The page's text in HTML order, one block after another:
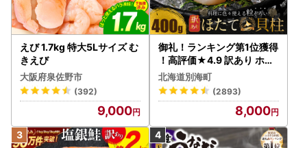
えび 1.7kg 特大5Lサイズ む
きえび
大阪府泉佐野市
(392)
9,000
御礼！ランキング第1位獲得
！高評価★4.9 訳あり ホタ
テ 400g（ほたて 帆立 貝柱
冷凍 ）
北海道別海町
(2893)
8,000